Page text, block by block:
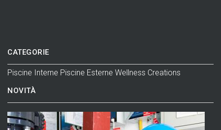
CATEGORIE
Piscine Interne Piscine Esterne Wellness Creations
NOVITÀ